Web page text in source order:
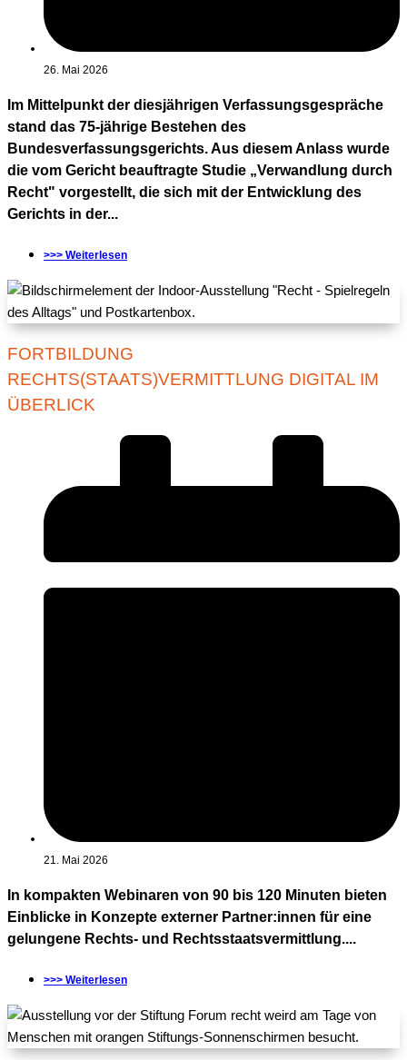
26. Mai 2026
Im Mittelpunkt der diesjährigen Verfassungsgespräche
stand das 75-jährige Bestehen des
Bundesverfassungsgerichts. Aus diesem Anlass wurde
die vom Gericht beauftragte Studie „Verwandlung durch
Recht" vorgestellt, die sich mit der Entwicklung des
Gerichts in der...
>>> Weiterlesen
FORTBILDUNG
RECHTS(STAATS)VERMITTLUNG DIGITAL IM
ÜBERLICK
21. Mai 2026
In kompakten Webinaren von 90 bis 120 Minuten bieten
Einblicke in Konzepte externer Partner:innen für eine
gelungene Rechts- und Rechtsstaatsvermittlung....
>>> Weiterlesen